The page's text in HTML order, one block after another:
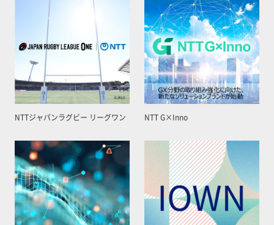
NTTジャパンラグビー リーグワン NTT G×Inno